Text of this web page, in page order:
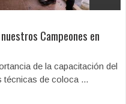
Campeones en
de la capacitación del
técnicas de coloca ...